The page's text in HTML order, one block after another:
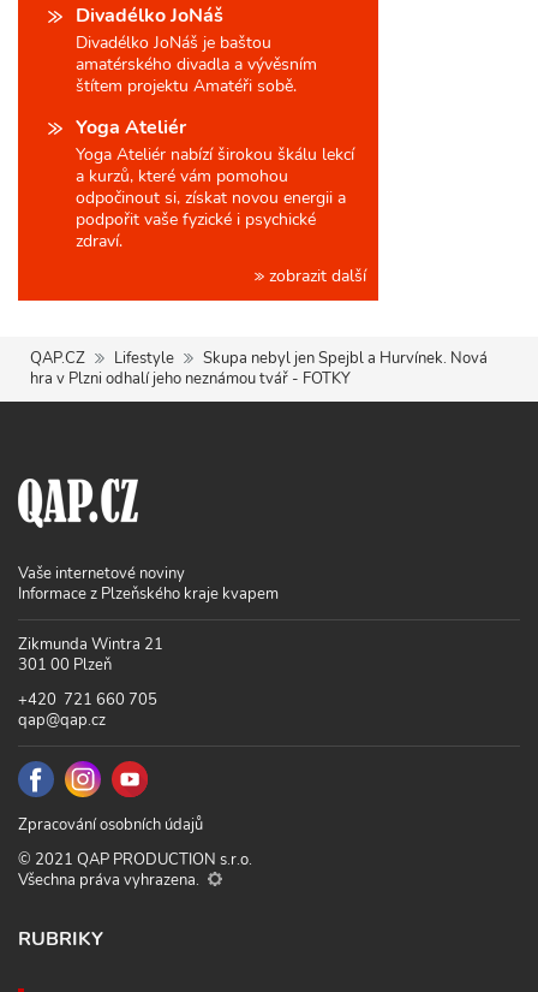
Divadélko JoNáš
Divadélko JoNáš je baštou
amatérského divadla a vývěsním
štítem projektu Amatéři sobě.
Yoga Ateliér
Yoga Ateliér nabízí širokou škálu lekcí
a kurzů, které vám pomohou
odpočinout si, získat novou energii a
podpořit vaše fyzické i psychické
zdraví.
zobrazit další
QAP.CZ Lifestyle
Skupa nebyl jen Spejbl a Hurvínek. Nová
hra v Plzni odhalí jeho neznámou tvář - FOTKY
Vaše internetové noviny
Informace z Plzeňského kraje kvapem
Zikmunda Wintra 21
301 00 Plzeň
+420 721 660 705
qap@qap.cz
Zpracování osobních údajů
© 2021 QAP PRODUCTION s.r.o.
Všechna práva vyhrazena.
RUBRIKY